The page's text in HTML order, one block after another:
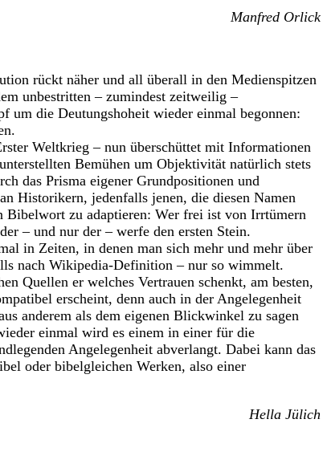
Manfred Orlick
rückt näher und all überall in den Medienspitzen
unbestritten – zumindest zeitweilig –
um die Deutungshoheit wieder einmal begonnen:
Weltkrieg – nun überschüttet mit Informationen
Bemühen um Objektivität natürlich stets
das Prisma eigener Grundpositionen und
Historikern, jedenfalls jenen, die diesen Namen
zu adaptieren: Wer frei ist von Irrtümern
– und nur der – werfe den ersten Stein.
in Zeiten, in denen man sich mehr und mehr über
nach Wikipedia-Definition – nur so wimmelt.
Quellen er welches Vertrauen schenkt, am besten,
erscheint, denn auch in der Angelegenheit
anderem als dem eigenen Blickwinkel zu sagen
einmal wird es einem in einer für die
Angelegenheit abverlangt. Dabei kann das
oder bibelgleichen Werken, also einer
Hella Jülich